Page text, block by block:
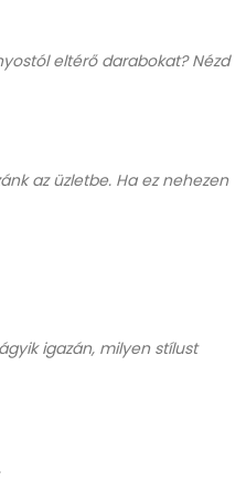
eltérő darabokat? Nézd
az üzletbe. Ha ez nehezen
igazán, milyen stílust